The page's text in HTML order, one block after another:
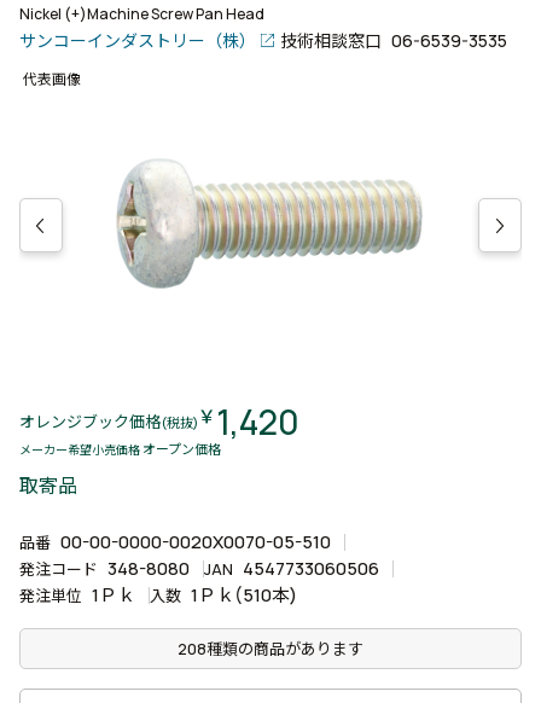
Nickel (+)Machine Screw Pan Head
サンコーインダストリー（株） 技術相談窓口 06-6539-3535
代表画像
オレンジブック価格(税抜) ￥ 1,420
メーカー希望小売価格 オープン価格
取寄品
品番 00-00-0000-0020X0070-05-510
発注コード 348-8080 JAN 4547733060506
発注単位 1Ｐｋ 入数 1Ｐｋ(510本)
208種類の商品があります